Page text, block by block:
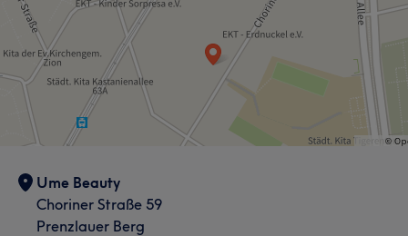
Ume Beauty
Choriner Straße 59
Prenzlauer Berg